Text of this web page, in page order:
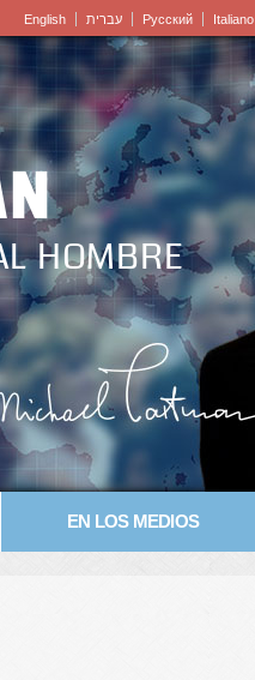
English עברית Pусский Italiano
HOMBRE
EN LOS MEDIOS